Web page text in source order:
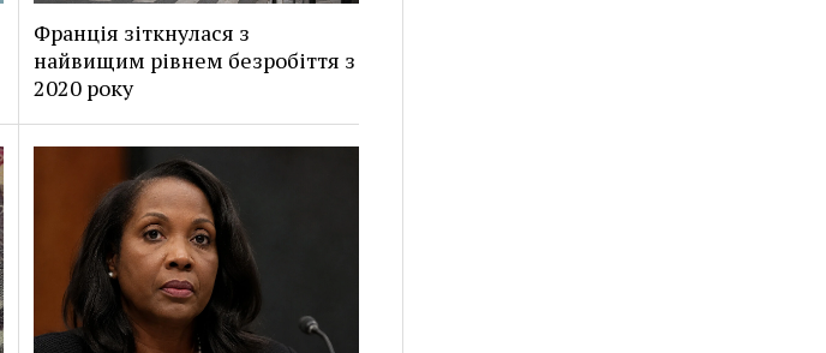
Франція зіткнулася з
найвищим рівнем безробіття з
2020 року